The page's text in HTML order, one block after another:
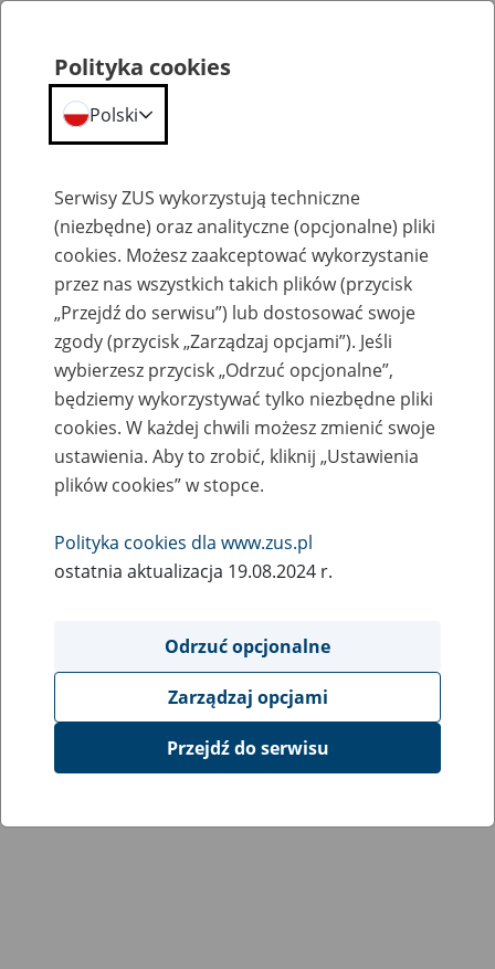
Przepraszamy,
podana strona nie została znaleziona.
Błąd 404
Przejdź do strony głównej
Polityka cookies
Polski
Serwisy ZUS wykorzystują techniczne
(niezbędne) oraz analityczne (opcjonalne) pliki
cookies. Możesz zaakceptować wykorzystanie
przez nas wszystkich takich plików (przycisk
„Przejdź do serwisu”) lub dostosować swoje
zgody (przycisk „Zarządzaj opcjami”). Jeśli
wybierzesz przycisk „Odrzuć opcjonalne”,
będziemy wykorzystywać tylko niezbędne pliki
cookies. W każdej chwili możesz zmienić swoje
ustawienia. Aby to zrobić, kliknij „Ustawienia
plików cookies” w stopce.
Polityka cookies dla www.zus.pl
ostatnia aktualizacja 19.08.2024 r.
Odrzuć opcjonalne
Zarządzaj opcjami
Przejdź do serwisu